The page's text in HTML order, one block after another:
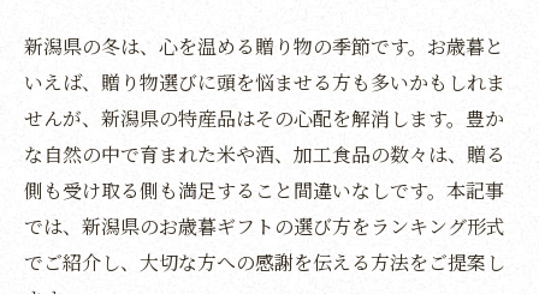
新潟県の冬は、心を温める贈り物の季節です。お歳暮と
いえば、贈り物選びに頭を悩ませる方も多いかもしれま
せんが、新潟県の特産品はその心配を解消します。豊か
な自然の中で育まれた米や酒、加工食品の数々は、贈る
側も受け取る側も満足すること間違いなしです。本記事
では、新潟県のお歳暮ギフトの選び方をランキング形式
でご紹介し、大切な方への感謝を伝える方法をご提案し